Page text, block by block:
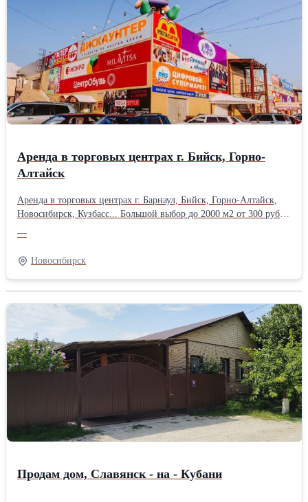
недвижимость в Сибири.
Аренда в торговых центрах г. Бийск, Горно-
Алтайск
Аренда в торговых центрах г. Барнаул, Бийск, Горно-Алтайск,
Новосибирск, Кузбасс... Большой выбор до 2000 м2 от 300 руб./
Казанцевых, 58н - 1 этаж 752 до 1625 м2, 2 этаж 700 или 1439
м2 1.3.2. Мега-Маркет, Казанцевых, 58 - 1 этаж до 206 м2, 2
этаж до 962 м2 1.3.3. Бийск, Васильева, 26а - 825 м2 на 2-м
этаже 1.3.4. Разноторг, 3 Интернационала переулок, 10а - 10-50
м2, 3 этаж до 3000 м2 1.3.6. Ленинградская, 22, ~ хлебозавод - 1
1.3.8. ТЦ "Твой дом", ул. Казанцевых, 58г, до 2488 м2 1.4.
Горно-Алтайск Аренда в торговых центрах: 1.4.1. ТЦ "Горный",
ул. Коммунистический пр-т, 109 1 этаж - 20, 70, 130, 742,
1350(пристрой) м2 Н=4,5; 2 этаж - 20, 50, 256, 452, 804,
1380(пристрой) м2; 3 этаж офисы - 17, 20, 75 м2 1.4.2. ТЦ
"Ткацкий-2", ул. Григория Чорос-Гуркина, 4 1 этаж - 266 м2; 2
этаж - 20-99, 450 м2; 3 этаж - 20-103, 155 м2 1.4.3. ТЦ
"Мебельный двор", ул. Строителей, 5 (ТТК), до 1902 м2 от 300
—
Новосибирск
Продам дом, Славянск - на - Кубани